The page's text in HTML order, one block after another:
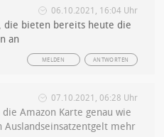
06.10.2021, 16:04 Uhr
die bieten bereits heute die
an
ANTWORTEN
MELDEN
07.10.2021, 06:28 Uhr
Amazon Karte genau wie
Auslandseinsatzentgelt mehr